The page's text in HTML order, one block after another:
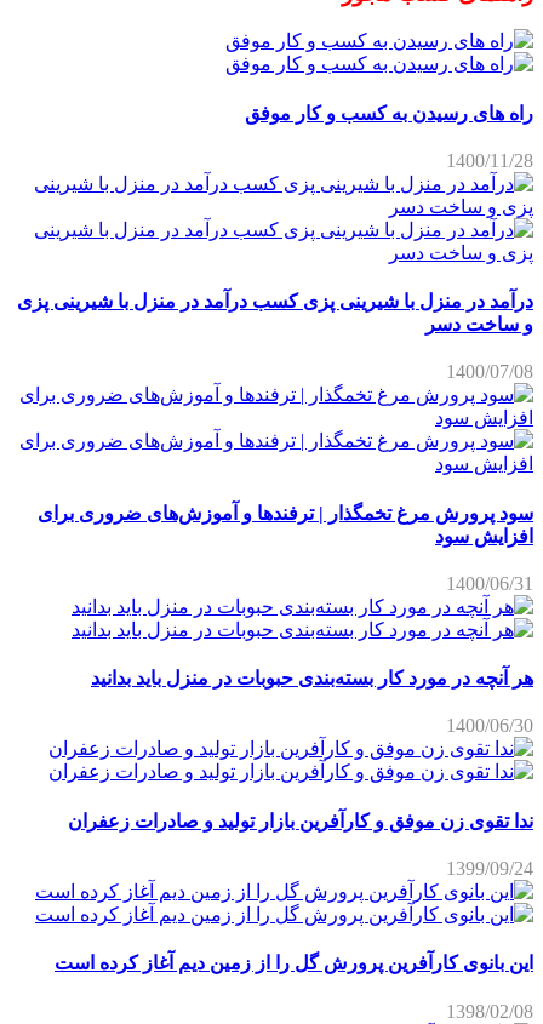
راه های رسیدن به کسب و کار موفق
1400/11/28
درآمد در منزل با شیرینی پزی کسب درآمد در منزل با شیرینی پزی
و ساخت دسر
1400/07/08
سود پرورش مرغ تخمگذار | ترفندها و آموزش‌های ضروری برای
افزایش سود
1400/06/31
هر آنچه در مورد کار بسته‌بندی حبوبات در منزل باید بدانید
1400/06/30
ندا تقوی زن موفق و کارآفرین بازار تولید و صادرات زعفران
1399/09/24
این بانوی کارآفرین پرورش گل را از زمین دیم آغاز کرده است
1398/02/08